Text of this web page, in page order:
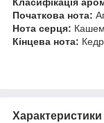
Початкова нота:
Нота серця:
Кінцева нота:
Характеристики